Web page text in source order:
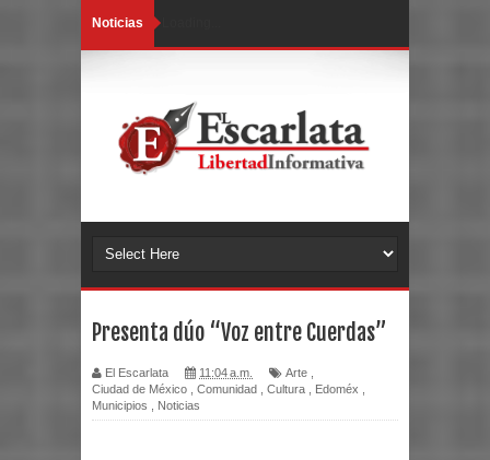
Noticias
Presenta dúo “Voz entre Cuerdas”
El Escarlata 11:04 a.m. Arte
Ciudad de México
Comunidad Cultura Edoméx
Municipios
Noticias